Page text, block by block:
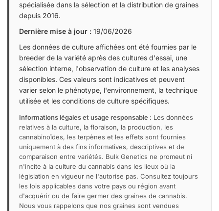
spécialisée dans la sélection et la distribution de graines
depuis 2016.
Dernière mise à jour : 19/06/2026
Les données de culture affichées ont été fournies par le
breeder de la variété après des cultures d'essai, une
sélection interne, l'observation de culture et les analyses
disponibles. Ces valeurs sont indicatives et peuvent
varier selon le phénotype, l'environnement, la technique
utilisée et les conditions de culture spécifiques.
Informations légales et usage responsable : Les données
relatives à la culture, la floraison, la production, les
cannabinoïdes, les terpènes et les effets sont fournies
uniquement à des fins informatives, descriptives et de
comparaison entre variétés. Bulk Genetics ne promeut ni
n'incite à la culture du cannabis dans les lieux où la
législation en vigueur ne l'autorise pas. Consultez toujours
les lois applicables dans votre pays ou région avant
d'acquérir ou de faire germer des graines de cannabis.
Nous vous rappelons que nos graines sont vendues